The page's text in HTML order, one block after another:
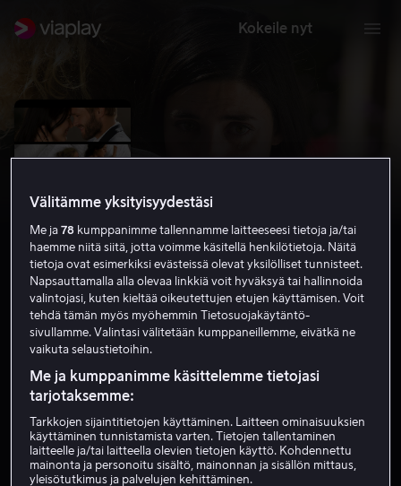
Kokeile nyt
Kyss mig
6.8 Draama 2011
HD
Tilaa nyt
Välitämme yksityisyydestäsi
Me ja78 kumppanimme tallennamme laitteeseesi tietoja ja/tai
haemme niitä siitä, jotta voimme käsitellä henkilötietoja. Näitä
tietoja ovat esimerkiksi evästeissä olevat yksilölliset tunnisteet.
Napsauttamalla alla olevaa linkkiä voit hyväksyä tai hallinnoida
valintojasi, kuten kieltää oikeutettujen etujen käyttämisen. Voit
tehdä tämän myös myöhemmin Tietosuojakäytäntö-
sivullamme. Valintasi välitetään kumppaneillemme, eivätkä ne
vaikuta selaustietoihin.
Me ja kumppanimme käsittelemme tietojasi
tarjotaksemme:
Tarkkojen sijaintitietojen käyttäminen. Laitteen ominaisuuksien
käyttäminen tunnistamista varten. Tietojen tallentaminen
laitteelle ja/tai laitteella olevien tietojen käyttö. Kohdennettu
mainonta ja personoitu sisältö, mainonnan ja sisällön mittaus,
yleisötutkimus ja palvelujen kehittäminen.